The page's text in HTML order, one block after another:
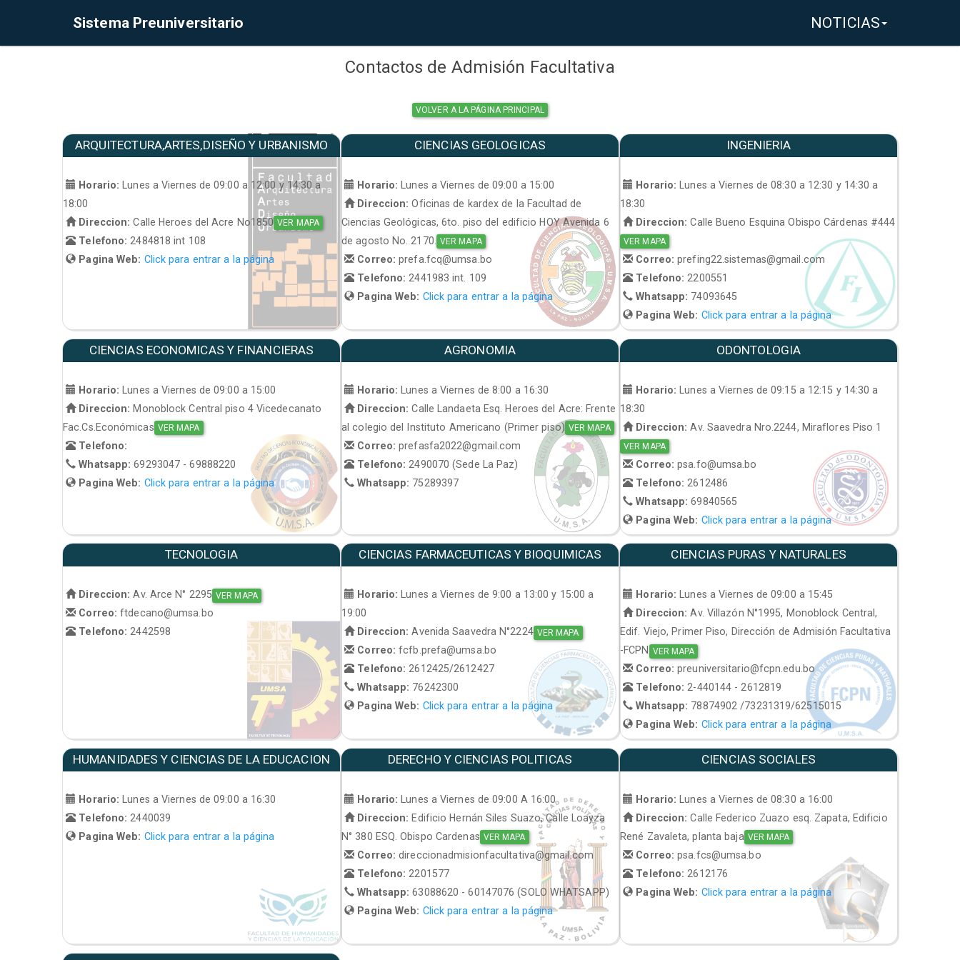
Sistema Preuniversitario NOTICIAS
Contactos de Admisión Facultativa
VOLVER A LA PÁGINA PRINCIPAL
ARQUITECTURA,ARTES,DISEÑO Y URBANISMO
Horario:
Lunes a Viernes de 09:00 a 12:00 y 14:30 a
18:00
Direccion: Calle Heroes del Acre No1850 VER MAPA
Telefono: 2484818 int 108
Pagina Web: Click para entrar a la página
CIENCIAS GEOLOGICAS
Horario:
Lunes a Viernes de 09:00 a 15:00
Direccion: Oficinas de kardex de la Facultad de
Ciencias Geológicas, 6to. piso del edificio HOY Avenida 6
de agosto No. 2170.
VER MAPA
Correo:prefa.fcq@umsa.bo
Telefono: 2441983 int. 109
Pagina Web: Click para entrar a la página
INGENIERIA
Horario:
Lunes a Viernes de 08:30 a 12:30 y 14:30 a
18:30
Direccion: Calle Bueno Esquina Obispo Cárdenas #444
VER MAPA
Correo:prefing22.sistemas@gmail.com
Telefono: 2200551
Whatsapp: 74093645
Pagina Web: Click para entrar a la página
CIENCIAS ECONOMICAS Y FINANCIERAS
Horario:
Lunes a Viernes de 09:00 a 15:00
Direccion: Monoblock Central piso 4 Vicedecanato
Fac.Cs.Económicas VER MAPA
Telefono:
Whatsapp:69293047 - 69888220
Pagina Web: Click para entrar a la página
AGRONOMIA
Horario:
Lunes a Viernes de 8:00 a 16:30
Direccion: Calle Landaeta Esq. Heroes del Acre: Frente
al colegio del Instituto Americano (Primer piso) VER MAPA
Correo:prefasfa2022@gmail.com
Telefono: 2490070 (Sede La Paz)
Whatsapp: 75289397
ODONTOLOGIA
Horario:
Lunes a Viernes de 09:15 a 12:15 y 14:30 a
18:30
Direccion: Av. Saavedra Nro.2244, Miraflores Piso 1
VER MAPA
Correo:psa.fo@umsa.bo
Telefono: 2612486
Whatsapp:69840565
Pagina Web: Click para entrar a la página
TECNOLOGIA
Direccion: Av. Arce N° 2295 VER MAPA
Correo:ftdecano@umsa.bo
Telefono:2442598
CIENCIAS FARMACEUTICAS Y BIOQUIMICAS
Horario: Lunes a Viernes de 9:00 a 13:00 y 15:00 a
19:00
Direccion: Avenida Saavedra N°2224 VER MAPA
Correo:fcfb.prefa@umsa.bo
Telefono:2612425/2612427
Whatsapp: 76242300
Pagina Web: Click para entrar a la página
CIENCIAS PURAS Y NATURALES
Horario: Lunes a Viernes de 09:00 a 15:45
Direccion: Av. Villazón N°1995, Monoblock Central,
Edif. Viejo, Primer Piso, Dirección de Admisión Facultativa
-FCPN VER MAPA
Correo:preuniversitario@fcpn.edu.bo
Telefono:2-440144 - 2612819
Whatsapp: 78874902 /73231319/62515015
Pagina Web: Click para entrar a la página
HUMANIDADES Y CIENCIAS DE LA EDUCACION
Horario:
Lunes a Viernes de 09:00 a 16:30
Telefono: 2440039
Pagina Web: Click para entrar a la página
DERECHO Y CIENCIAS POLITICAS
Horario:
Lunes a Viernes de 09:00 A 16:00
Direccion: Edificio Hernán Siles Suazo, Calle Loayza
N° 380 ESQ. Obispo Cardenas VER MAPA
Correo:direccionadmisionfacultativa@gmail.com
Telefono: 2201577
Whatsapp:63088620 - 60147076 (SOLO WHATSAPP)
Pagina Web: Click para entrar a la página
CIENCIAS SOCIALES
Horario:
Lunes a Viernes de 08:30 a 16:00
Direccion: Calle Federico Zuazo esq. Zapata, Edificio
René Zavaleta, planta baja VER MAPA
Correo:psa.fcs@umsa.bo
Telefono: 2612176
Pagina Web: Click para entrar a la página